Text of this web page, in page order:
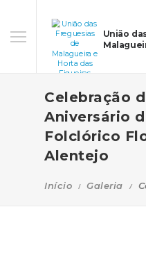
União
Celebração
Aniversário
Folclórico
Alentejo
Início Galeria